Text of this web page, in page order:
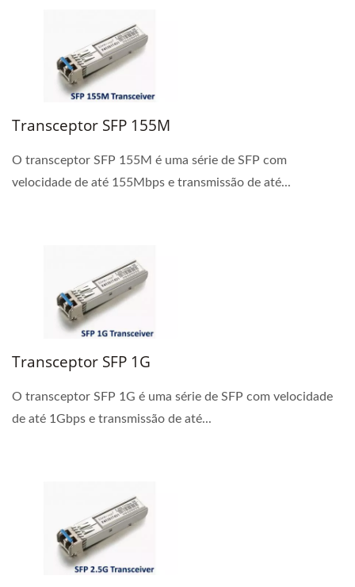
Transceptor SFP 155M
O transceptor SFP 155M é uma série de SFP com
velocidade de até 155Mbps e transmissão de até...
Transceptor SFP 1G
O transceptor SFP 1G é uma série de SFP com velocidade
de até 1Gbps e transmissão de até...